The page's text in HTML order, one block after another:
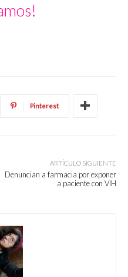
Pinterest
ARTÍCULO SIGUIENTE
Denuncian a farmacia por exponer
a paciente con VIH